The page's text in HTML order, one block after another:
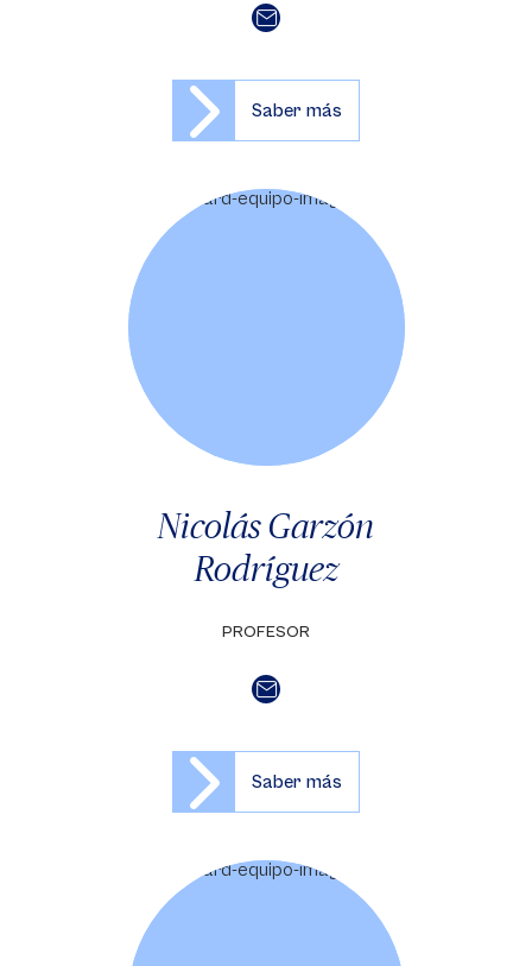
Saber más
Nicolás Garzón
Rodríguez
PROFESOR
Saber más